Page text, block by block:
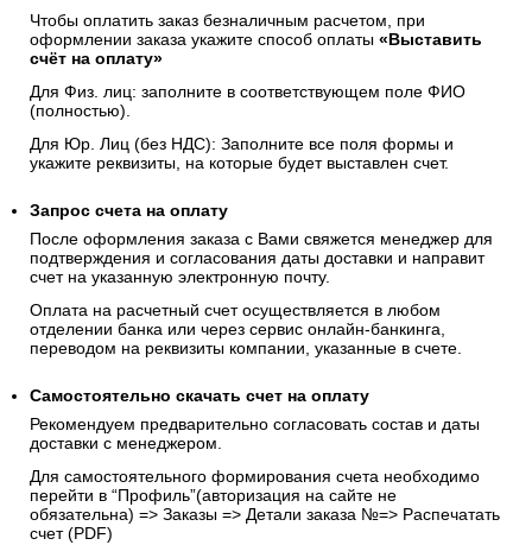
Чтобы оплатить заказ безналичным расчетом, при
оформлении заказа укажите способ оплаты «Выставить
счёт на оплату»
Для Физ. лиц: заполните в соответствующем поле ФИО
(полностью).
Для Юр. Лиц (без НДС): Заполните все поля формы и
укажите реквизиты, на которые будет выставлен счет.
Запрос счета на оплату
После оформления заказа с Вами свяжется менеджер для
подтверждения и согласования даты доставки и направит
счет на указанную электронную почту.
Оплата на расчетный счет осуществляется в любом
отделении банка или через сервис онлайн-банкинга,
переводом на реквизиты компании, указанные в счете.
Самостоятельно скачать счет на оплату
Рекомендуем предварительно согласовать состав и даты
доставки с менеджером.
Для самостоятельного формирования счета необходимо
перейти в “Профиль”(авторизация на сайте не
обязательна) => Заказы => Детали заказа №=> Распечатать
счет (PDF)